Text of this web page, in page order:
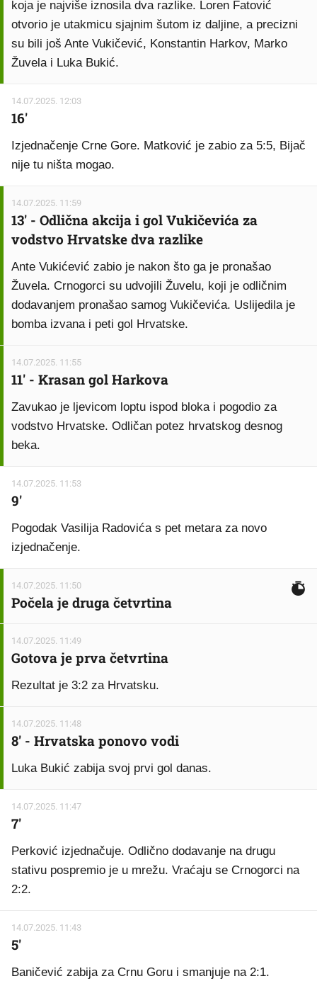
koja je najviše iznosila dva razlike. Loren Fatović
otvorio je utakmicu sjajnim šutom iz daljine, a precizni
su bili još Ante Vukičević, Konstantin Harkov, Marko
Žuvela i Luka Bukić.
14.07.2025. 12:03
16'
Izjednačenje Crne Gore. Matković je zabio za 5:5, Bijač
nije tu ništa mogao.
14.07.2025. 11:59
13' - Odlična akcija i gol Vukičevića za
vodstvo Hrvatske dva razlike
Ante Vukićević zabio je nakon što ga je pronašao
Žuvela. Crnogorci su udvojili Žuvelu, koji je odličnim
dodavanjem pronašao samog Vukičevića. Uslijedila je
bomba izvana i peti gol Hrvatske.
14.07.2025. 11:55
11' - Krasan gol Harkova
Zavukao je ljevicom loptu ispod bloka i pogodio za
vodstvo Hrvatske. Odličan potez hrvatskog desnog
beka.
14.07.2025. 11:53
9'
Pogodak Vasilija Radovića s pet metara za novo
izjednačenje.
14.07.2025. 11:50
Počela je druga četvrtina
14.07.2025. 11:49
Gotova je prva četvrtina
Rezultat je 3:2 za Hrvatsku.
14.07.2025. 11:48
8' - Hrvatska ponovo vodi
Luka Bukić zabija svoj prvi gol danas.
14.07.2025. 11:47
7'
Perković izjednačuje. Odlično dodavanje na drugu
stativu pospremio je u mrežu. Vraćaju se Crnogorci na
2:2.
14.07.2025. 11:43
5'
Baničević zabija za Crnu Goru i smanjuje na 2:1.